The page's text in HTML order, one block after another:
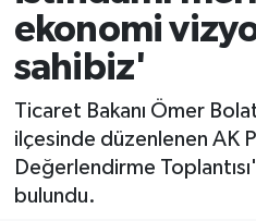
ekonomi
sahibiz'
Ticaret Bakanı Ömer
ilçesinde düzenlenen AK
Değerlendirme
bulundu.
Gizlilik Sözleşmesi
Hakkımızda
İletişim
Künye
BITCOIN
Yapay Zeka